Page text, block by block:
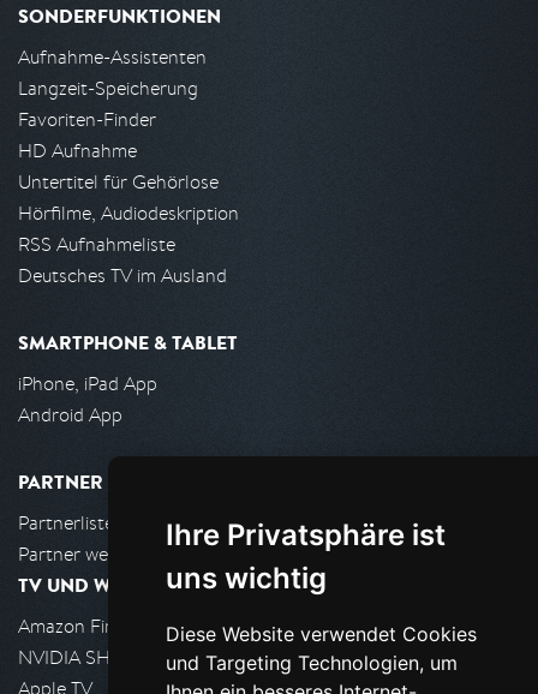
Ihre Privatsphäre ist
uns wichtig
Diese Website verwendet Cookies
und Targeting Technologien, um
SONDERFUNKTIONEN
Aufnahme-Assistenten
Langzeit-Speicherung
Favoriten-Finder
HD Aufnahme
Untertitel für Gehörlose
Hörfilme, Audiodeskription
RSS Aufnahmeliste
Deutsches TV im Ausland
SMARTPHONE & TABLET
iPhone, iPad App
Android App
PARTNER
Partnerliste
Partner werden
TV UND WOHNZIMMER
Amazon FireTV
NVIDIA SHIELD, Google TV
Apple TV